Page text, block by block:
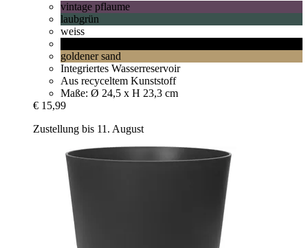
vintage pflaume
laubgrün
weiss
goldener sand
Integriertes Wasserreservoir
Aus recyceltem Kunststoff
Maße: Ø 24,5 x H 23,3 cm
€ 15,99
Zustellung bis 11. August